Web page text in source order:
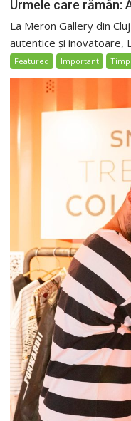
Urmele care rămân:
La Meron Gallery din
autentice și inovatoare,
Featured Important